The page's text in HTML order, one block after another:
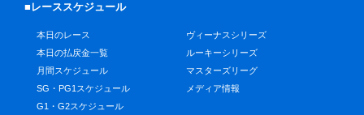
■レーススケジュール
本日のレース
本日の払戻金一覧
月間スケジュール
SG・PG1スケジュール
G1・G2スケジュール
ヴィーナスシリーズ
ルーキーシリーズ
マスターズリーグ
メディア情報